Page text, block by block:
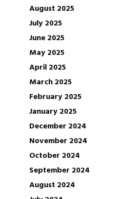
August 2025
July 2025
June 2025
May 2025
April 2025
March 2025
February 2025
January 2025
December 2024
November 2024
October 2024
September 2024
August 2024